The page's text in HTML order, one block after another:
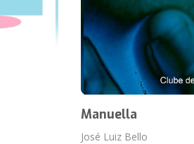
Manuella
José Luiz Bello